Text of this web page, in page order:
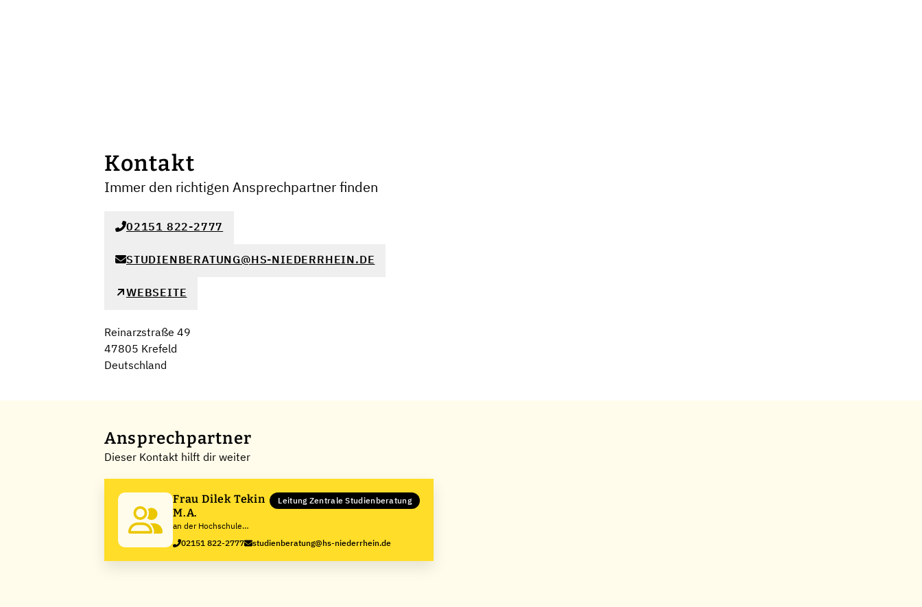
Kontakt
Immer den richtigen Ansprechpartner finden
02151 822-2777
STUDIENBERATUNG@HS-NIEDERRHEIN.DE
WEBSEITE
Reinarzstraße 49
47805 Krefeld
Deutschland
Ansprechpartner
Dieser Kontakt hilft dir weiter
Frau Dilek Tekin
M.A.
an der Hochschule
Niederrhein
Leitung Zentrale Studienberatung
02151 822-2777 studienberatung@hs-niederrhein.de